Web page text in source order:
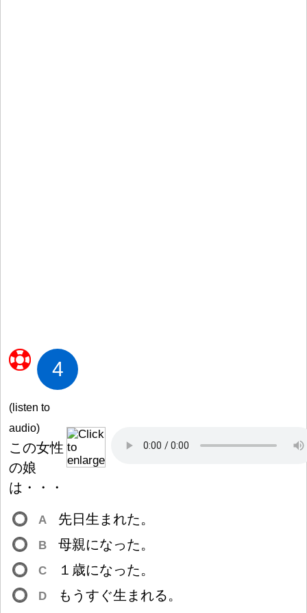
4
(listen to
audio)
この女性
の娘
は・・・
A 先日 生 まれた。
B 母親になった。
C １ 歳になった。
D もうすぐ生 まれる。